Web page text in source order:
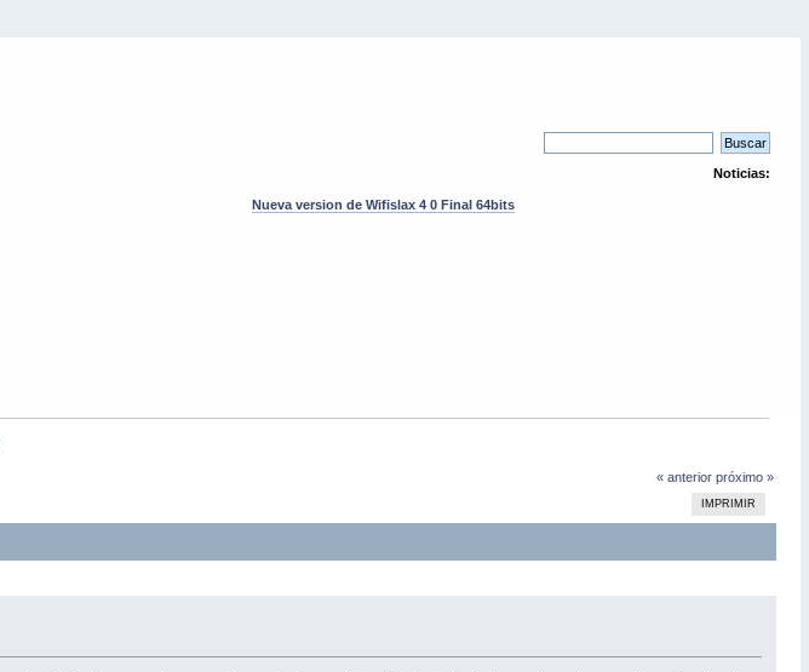
Noticias:
Nueva version de Wifislax 4 0 Final 64bits
« anterior próximo »
IMPRIMIR